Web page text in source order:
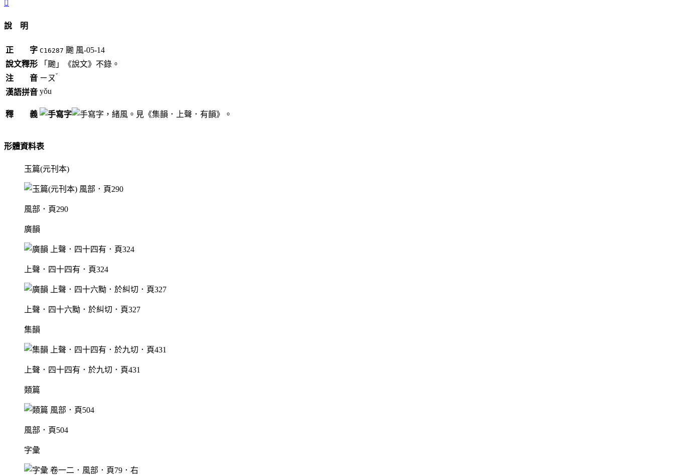
𩘈
說 明
正 字 C16287 䬀 風-05-14
說文釋形
「䬀」《說文》不錄。
注 音 ㄧㄡˇ
漢語拼音 yǒu
釋 義 ，緒風。見《集韻．上聲．有韻》。
形體資料表
玉篇(元刊本)
風部．頁290
廣韻
上聲．四十四有．頁324
上聲．四十六黝．於糾切．頁327
集韻
上聲．四十四有．於九切．頁431
類篇
風部．頁504
字彙